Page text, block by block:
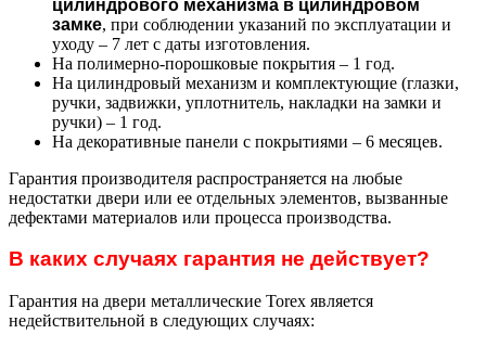
цилиндрового механизма в цилиндровом
замке, при соблюдении указаний по эксплуатации и
уходу – 7 лет с даты изготовления.
На полимерно-порошковые покрытия – 1 год.
На цилиндровый механизм и комплектующие (глазки,
ручки, задвижки, уплотнитель, накладки на замки и
ручки) – 1 год.
На декоративные панели с покрытиями – 6 месяцев.
Гарантия производителя распространяется на любые
недостатки двери или ее отдельных элементов, вызванные
дефектами материалов или процесса производства.
В каких случаях гарантия не действует?
Гарантия на двери металлические Torex является
недействительной в следующих случаях: